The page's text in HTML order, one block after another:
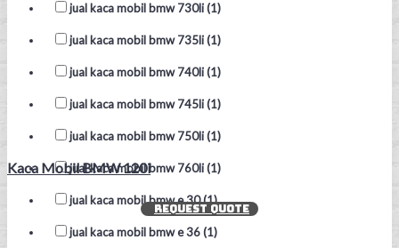
jual kaca mobil bmw 730li (1)
jual kaca mobil bmw 735li (1)
jual kaca mobil bmw 740li (1)
jual kaca mobil bmw 745li (1)
jual kaca mobil bmw 750li (1)
jual kaca mobil bmw 760li (1)
jual kaca mobil bmw e 30 (1)
jual kaca mobil bmw e 36 (1)
Kaca Mobil BMW 120i
REQUEST QUOTE